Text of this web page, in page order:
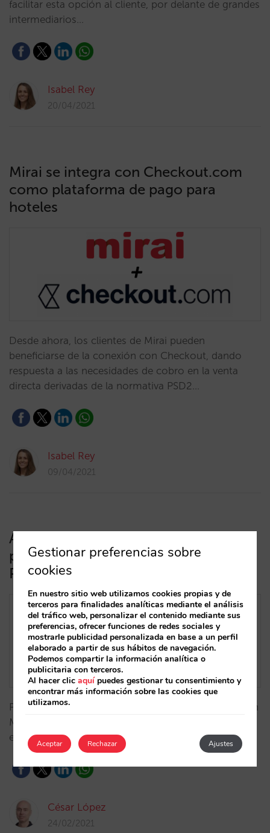
facilitar esta opción al cliente, por delante de grandes
intermediarios…
Isabel Rey
20/04/2021
Mirai se integra con Checkout.com
como plataforma de pago para
hoteles
Desde ahora, los clientes de Mirai pueden
beneficiarse de la conexión con Checkout, dando
respuesta a las necesidades de cobro en la venta
directa derivadas de la normativa PSD2…
Isabel Rey
09/04/2021
Así es la integración de Mirai con la
pasarela de pagos Paylands de
Paynopain
Paynopain describe lo que supone la integración con
Mirai y cómo los hoteles pueden beneficiarse de
ella…
César López
24/02/2021
Gestionar preferencias sobre
cookies
En nuestro sitio web utilizamos cookies propias y de
terceros para finalidades analíticas mediante el análisis
del tráfico web, personalizar el contenido mediante sus
preferencias, ofrecer funciones de redes sociales y
mostrarle publicidad personalizada en base a un perfil
elaborado a partir de sus hábitos de navegación.
Podemos compartir la información analítica o
publicitaria con terceros.
Al hacer clicaquípuedes gestionar tu consentimiento y
encontrar más información sobre las cookies que
utilizamos.
Aceptar Ajustes
Rechazar